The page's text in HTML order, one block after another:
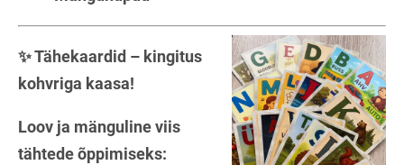
✨Tähekaardid – kingitus
kohvriga kaasa!
Loov ja mänguline viis
tähtede õppimiseks: